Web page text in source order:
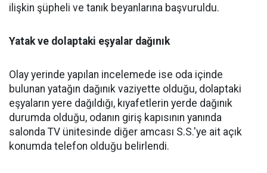
ilişkin şüpheli ve tanık beyanlarına başvuruldu.
Yatak ve dolaptaki eşyalar dağınık
Olay yerinde yapılan incelemede ise oda içinde
bulunan yatağın dağınık vaziyette olduğu, dolaptaki
eşyaların yere dağıldığı, kıyafetlerin yerde dağınık
durumda olduğu, odanın giriş kapısının yanında
salonda TV ünitesinde diğer amcası S.S.'ye ait açık
konumda telefon olduğu belirlendi.